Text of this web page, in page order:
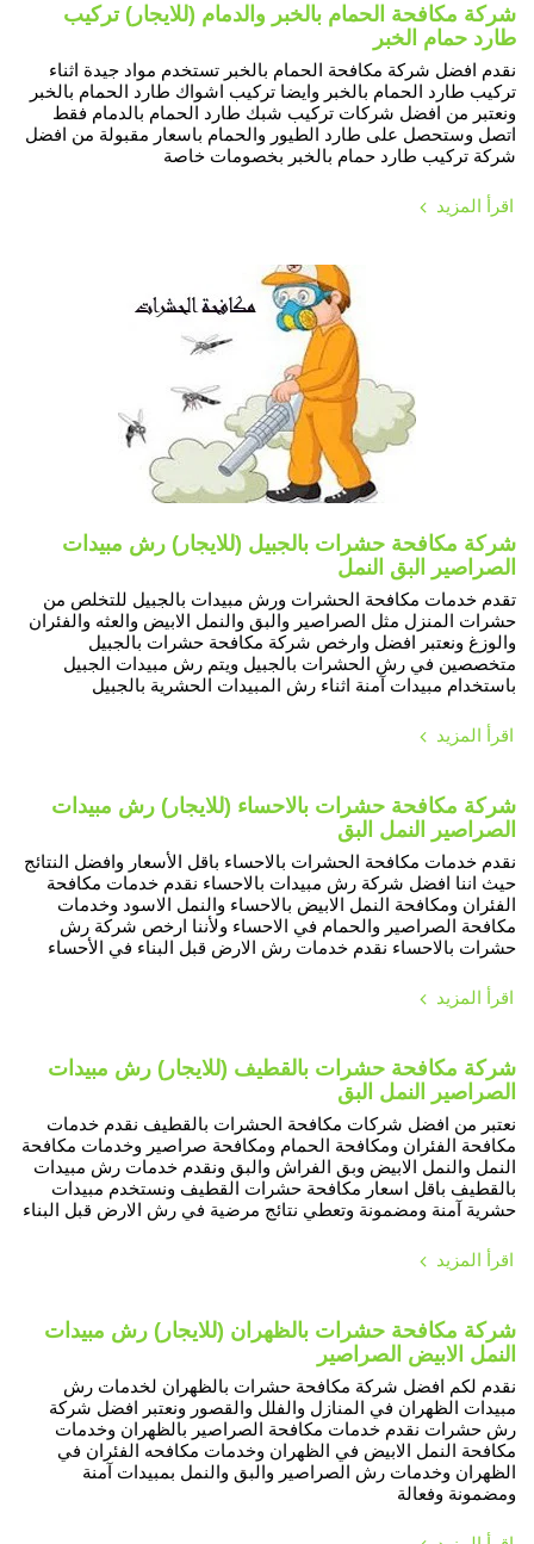
شركة مكافحة الحمام بالخبر والدمام (للايجار) تركيب
طارد حمام الخبر
نقدم افضل شركة مكافحة الحمام بالخبر تستخدم مواد جيدة اثناء
تركيب طارد الحمام بالخبر وايضا تركيب اشواك طارد الحمام بالخبر
ونعتبر من افضل شركات تركيب شبك طارد الحمام بالدمام فقط
اتصل وستحصل على طارد الطيور والحمام باسعار مقبولة من افضل
شركة تركيب طارد حمام بالخبر بخصومات خاصة
اقرأ المزيد
شركة مكافحة حشرات بالجبيل (للايجار) رش مبيدات
الصراصير البق النمل
تقدم خدمات مكافحة الحشرات ورش مبيدات بالجبيل للتخلص من
حشرات المنزل مثل الصراصير والبق والنمل الابيض والعثه والفئران
والوزغ ونعتبر افضل وارخص شركة مكافحة حشرات بالجبيل
متخصصين في رش الحشرات بالجبيل ويتم رش مبيدات الجبيل
باستخدام مبيدات آمنة اثناء رش المبيدات الحشرية بالجبيل
اقرأ المزيد
شركة مكافحة حشرات بالاحساء (للايجار) رش مبيدات
الصراصير النمل البق
نقدم خدمات مكافحة الحشرات بالاحساء باقل الأسعار وافضل النتائج
حيث اننا افضل شركة رش مبيدات بالاحساء نقدم خدمات مكافحة
الفئران ومكافحة النمل الابيض بالاحساء والنمل الاسود وخدمات
مكافحة الصراصير والحمام في الاحساء ولأننا ارخص شركة رش
حشرات بالاحساء نقدم خدمات رش الارض قبل البناء في الأحساء
اقرأ المزيد
شركة مكافحة حشرات بالقطيف (للايجار) رش مبيدات
الصراصير النمل البق
نعتبر من افضل شركات مكافحة الحشرات بالقطيف نقدم خدمات
مكافحة الفئران ومكافحة الحمام ومكافحة صراصير وخدمات مكافحة
النمل والنمل الابيض وبق الفراش والبق ونقدم خدمات رش مبيدات
بالقطيف باقل اسعار مكافحة حشرات القطيف ونستخدم مبيدات
حشرية آمنة ومضمونة وتعطي نتائج مرضية في رش الارض قبل البناء
اقرأ المزيد
شركة مكافحة حشرات بالظهران (للايجار) رش مبيدات
النمل الابيض الصراصير
نقدم لكم افضل شركة مكافحة حشرات بالظهران لخدمات رش
مبيدات الظهران في المنازل والفلل والقصور ونعتبر افضل شركة
رش حشرات نقدم خدمات مكافحة الصراصير بالظهران وخدمات
مكافحة النمل الابيض في الظهران وخدمات مكافحه الفئران في
الظهران وخدمات رش الصراصير والبق والنمل بمبيدات آمنة
ومضمونة وفعالة